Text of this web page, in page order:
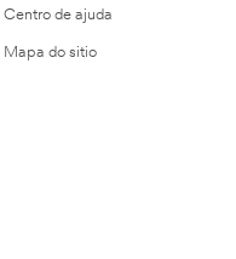
Centro de ajuda
Mapa do sitio